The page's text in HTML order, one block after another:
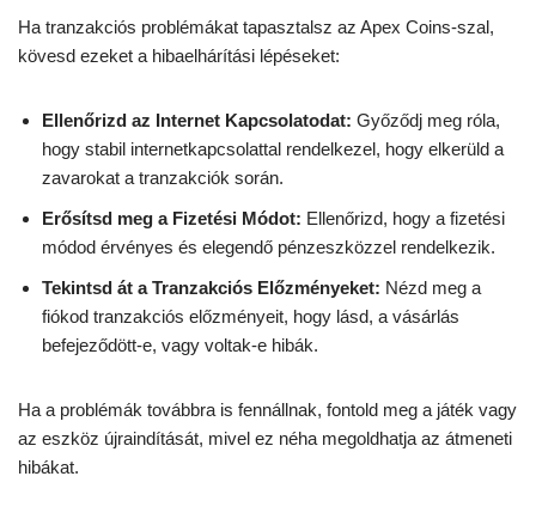
Ha tranzakciós problémákat tapasztalsz az Apex Coins-szal,
kövesd ezeket a hibaelhárítási lépéseket:
Ellenőrizd az Internet Kapcsolatodat: Győződj meg róla,
hogy stabil internetkapcsolattal rendelkezel, hogy elkerüld a
zavarokat a tranzakciók során.
Erősítsd meg a Fizetési Módot: Ellenőrizd, hogy a fizetési
módod érvényes és elegendő pénzeszközzel rendelkezik.
Tekintsd át a Tranzakciós Előzményeket: Nézd meg a
fiókod tranzakciós előzményeit, hogy lásd, a vásárlás
befejeződött-e, vagy voltak-e hibák.
Ha a problémák továbbra is fennállnak, fontold meg a játék vagy
az eszköz újraindítását, mivel ez néha megoldhatja az átmeneti
hibákat.